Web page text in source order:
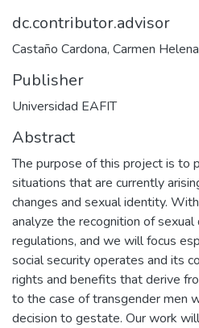
dc.contributor.advisor
Castaño Cardona, Carmen Helena
Publisher
Universidad EAFIT
Abstract
The purpose of this project is to
situations that are currently
changes and sexual identity.
analyze the recognition of
regulations, and we will focus
social security operates and its
rights and benefits that derive
to the case of transgender men
decision to gestate. Our work